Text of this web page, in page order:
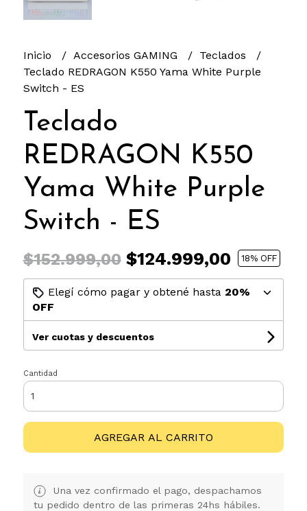
Inicio Accesorios GAMING
Teclados
Teclado REDRAGON K550 Yama White Purple
Switch - ES
Teclado
REDRAGON K550
Yama White Purple
Switch - ES
$152.999,00$124.999,00 18% OFF
Elegí cómo pagar y obtené hasta 20%
OFF
Ver cuotas y descuentos
Cantidad
AGREGAR AL CARRITO
Una vez confirmado el pago, despachamos
tu pedido dentro de las primeras 24hs hábiles.